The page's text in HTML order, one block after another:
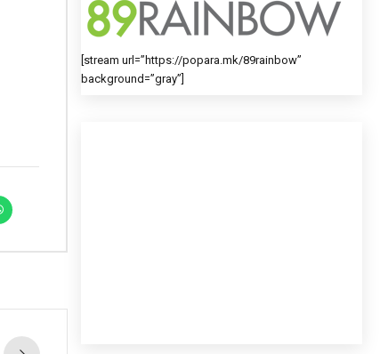
[stream url=”https://popara.mk/89rainbow”
background=”gray”]